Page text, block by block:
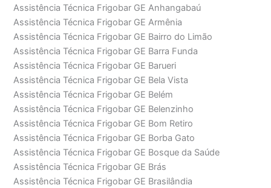
Assistência Técnica Frigobar GE Anhangabaú
Assistência Técnica Frigobar GE Armênia
Assistência Técnica Frigobar GE Bairro do Limão
Assistência Técnica Frigobar GE Barra Funda
Assistência Técnica Frigobar GE Barueri
Assistência Técnica Frigobar GE Bela Vista
Assistência Técnica Frigobar GE Belém
Assistência Técnica Frigobar GE Belenzinho
Assistência Técnica Frigobar GE Bom Retiro
Assistência Técnica Frigobar GE Borba Gato
Assistência Técnica Frigobar GE Bosque da Saúde
Assistência Técnica Frigobar GE Brás
Assistência Técnica Frigobar GE Brasilândia